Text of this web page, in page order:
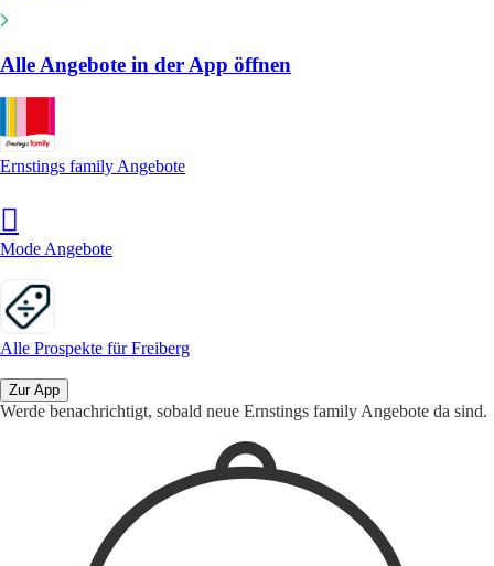
Alle Angebote in der App öffnen
Ernstings family Angebote
Mode Angebote
Alle Prospekte für Freiberg
Zur App
Werde benachrichtigt, sobald neue Ernstings family Angebote da sind.